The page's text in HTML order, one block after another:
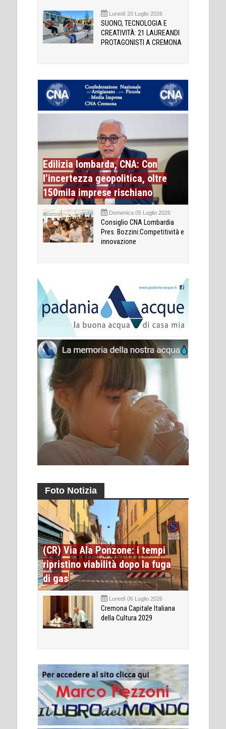
Lunedì 20 Luglio 2026
SUONO, TECNOLOGIA E
CREATIVITÀ: 21 LAUREANDI
PROTAGONISTI A CREMONA
Edilizia lombarda, CNA: Con
l’incertezza geopolitica, oltre
150mila imprese rischiano
Domenica 05 Luglio 2026
Consiglio CNA Lombardia
Pres. Bozzini:Competitività e
innovazione
Foto Notizia
(CR) Via Ala Ponzone: i tempi
ripristino viabilità dopo la fuga
di gas
Lunedì 06 Luglio 2026
Cremona Capitale Italiana
della Cultura 2029